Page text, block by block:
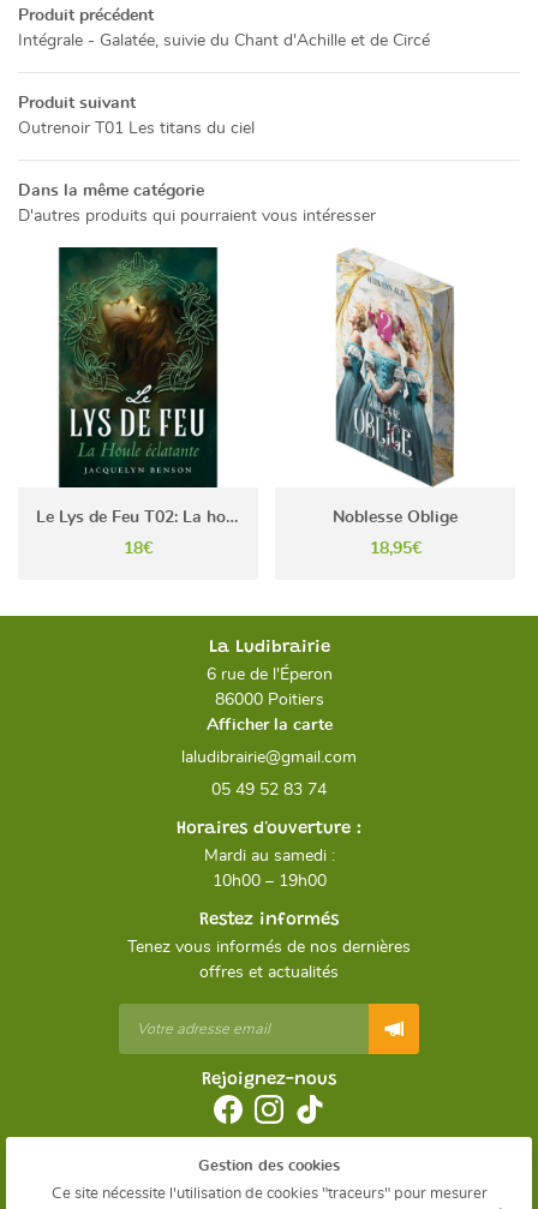
ACTUALITÉS
CONTACT
INSCRIPTION
Rejoignez-
Produit précédent
Intégrale - Galatée, suivie du Chant d'Achille et de Circé
Produit suivant
Outrenoir T01 Les titans du ciel
Dans la même catégorie
D'autres produits qui pourraient vous intéresser
Le Lys de Feu T02: La houle éclatante
18€
Noblesse Oblige
18,95€
La Ludibrairie
6 rue de l'Éperon
86000 Poitiers
Afficher la carte
05 49 52 83 74
Horaires d'ouverture :
Mardi au samedi :
10h00 – 19h00
Restez informés
Tenez vous informés de nos dernières
offres et actualités
Rejoignez-nous
Mentions Légales
Conditions générales d'utilisation
Gestion des cookies
Ce site nécessite l'utilisation de cookies "traceurs" pour mesurer